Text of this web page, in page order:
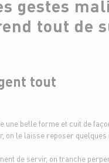
gestes
tout de
tout
une belle forme et cuit de
on le laisse reposer
de servir, on tranche